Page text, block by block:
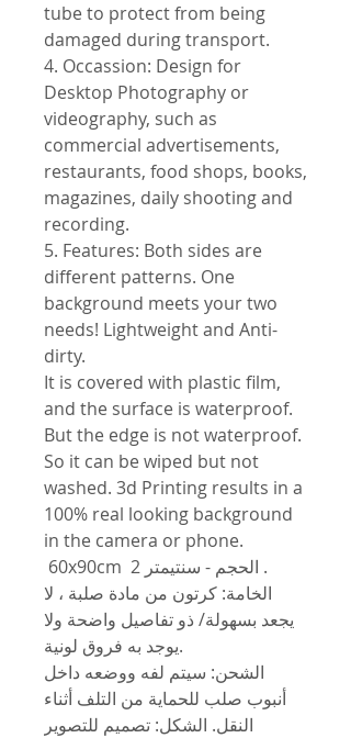
tube to protect from being
damaged during transport.
4. Occassion: Design for
Desktop Photography or
videography, such as
commercial advertisements,
restaurants, food shops, books,
magazines, daily shooting and
recording.
5. Features: Both sides are
different patterns. One
background meets your two
needs! Lightweight and Anti-
dirty.
It is covered with plastic film,
and the surface is waterproof.
But the edge is not waterproof.
So it can be wiped but not
washed. 3d Printing results in a
100% real looking background
in the camera or phone.
60x90cm الحجم - سنتيمتر 2 .
الخامة: كرتون من مادة صلبة ، لا
يجعد بسهولة/ ذو تفاصيل واضحة ولا
يوجد به فروق لونية.
الشحن: سيتم لفه ووضعه داخل
أنبوب صلب للحماية من التلف أثناء
النقل. الشكل: تصميم للتصوير